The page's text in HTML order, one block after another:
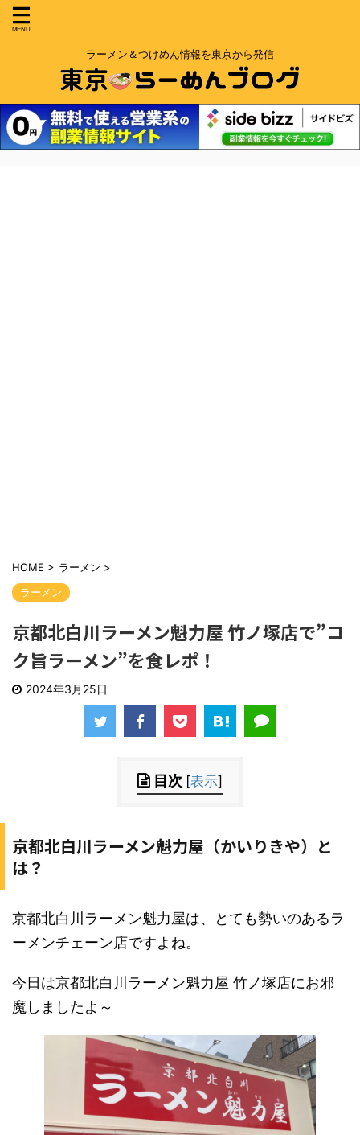
ラーメン＆つけめん情報を東京から発信
HOME > ラーメン >
ラーメン
京都北白川ラーメン魁力屋 竹ノ塚店で”コ
ク旨ラーメン”を食レポ！
2024年3月25日
目次 [表示]
京都北白川ラーメン魁力屋（かいりきや）と
は？
京都北白川ラーメン魁力屋は、とても勢いのあるラ
ーメンチェーン店ですよね。
今日は京都北白川ラーメン魁力屋 竹ノ塚店にお邪
魔しましたよ～